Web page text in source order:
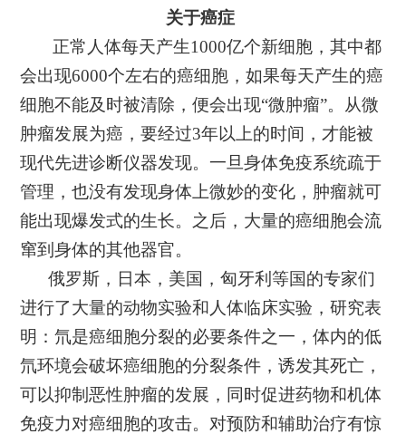
关于癌症
正常人体每天产生1000亿个新细胞，其中都
会出现6000个左右的癌细胞，如果每天产生的癌
细胞不能及时被清除，便会出现“微肿瘤”。从微
肿瘤发展为癌，要经过3年以上的时间，才能被
现代先进诊断仪器发现。一旦身体免疫系统疏于
管理，也没有发现身体上微妙的变化，肿瘤就可
能出现爆发式的生长。之后，大量的癌细胞会流
窜到身体的其他器官。
俄罗斯，日本，美国，匈牙利等国的专家们
进行了大量的动物实验和人体临床实验，研究表
明：氘是癌细胞分裂的必要条件之一，体内的低
氘环境会破坏癌细胞的分裂条件，诱发其死亡，
可以抑制恶性肿瘤的发展，同时促进药物和机体
免疫力对癌细胞的攻击。对预防和辅助治疗有惊